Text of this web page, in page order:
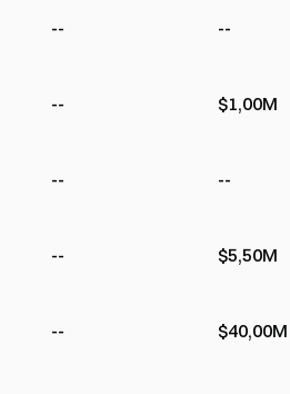
-- --
-- $1,00M
-- --
-- $5,50M
-- $40,00M